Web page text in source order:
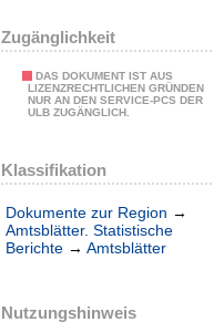
Zugänglichkeit
DAS DOKUMENT IST AUS
LIZENZRECHTLICHEN GRÜNDEN
NUR AN DEN SERVICE-PCS DER
ULB ZUGÄNGLICH.
Klassifikation
Dokumente zur Region →
Amtsblätter. Statistische
Berichte → Amtsblätter
Nutzungshinweis